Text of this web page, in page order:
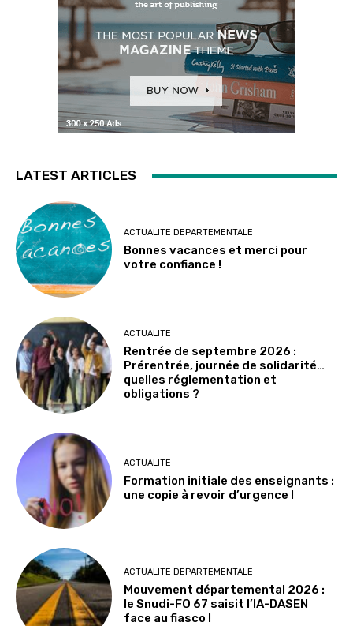
LATEST ARTICLES
ACTUALITE DEPARTEMENTALE
Bonnes vacances et merci pour
votre confiance !
ACTUALITE
Rentrée de septembre 2026 :
Prérentrée, journée de solidarité…
quelles réglementation et
obligations ?
ACTUALITE
Formation initiale des enseignants :
une copie à revoir d’urgence !
ACTUALITE DEPARTEMENTALE
Mouvement départemental 2026 :
le Snudi-FO 67 saisit l’IA-DASEN
face au fiasco !